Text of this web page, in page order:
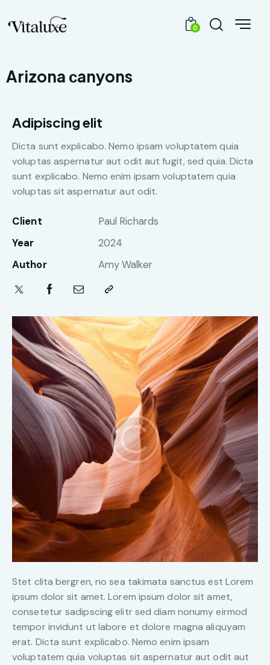
0
Arizona сanyons
Stet clita bergren, no sea takimata sanctus est Lorem
ipsum dolor sit amet. Lorem ipsum dolor sit amet,
consetetur sadipscing elitr sed diam nonumy eirmod
tempor invidunt ut labore et dolore magna aliquyam
erat. Dicta sunt explicabo. Nemo enim ipsam
voluptatem quia voluptas sit aspernatur aut odit aut
Adipiscing elit
Dicta sunt explicabo. Nemo ipsam voluptatem quia
voluptas aspernatur aut odit aut fugit, sed quia. Dicta
sunt explicabo. Nemo enim ipsam voluptatem quia
voluptas sit aspernatur aut odit.
Client
Paul Richards
Year
2024
Author
Amy Walker